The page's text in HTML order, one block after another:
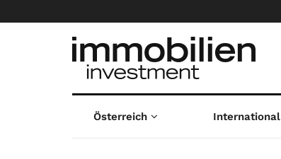
Österreich International